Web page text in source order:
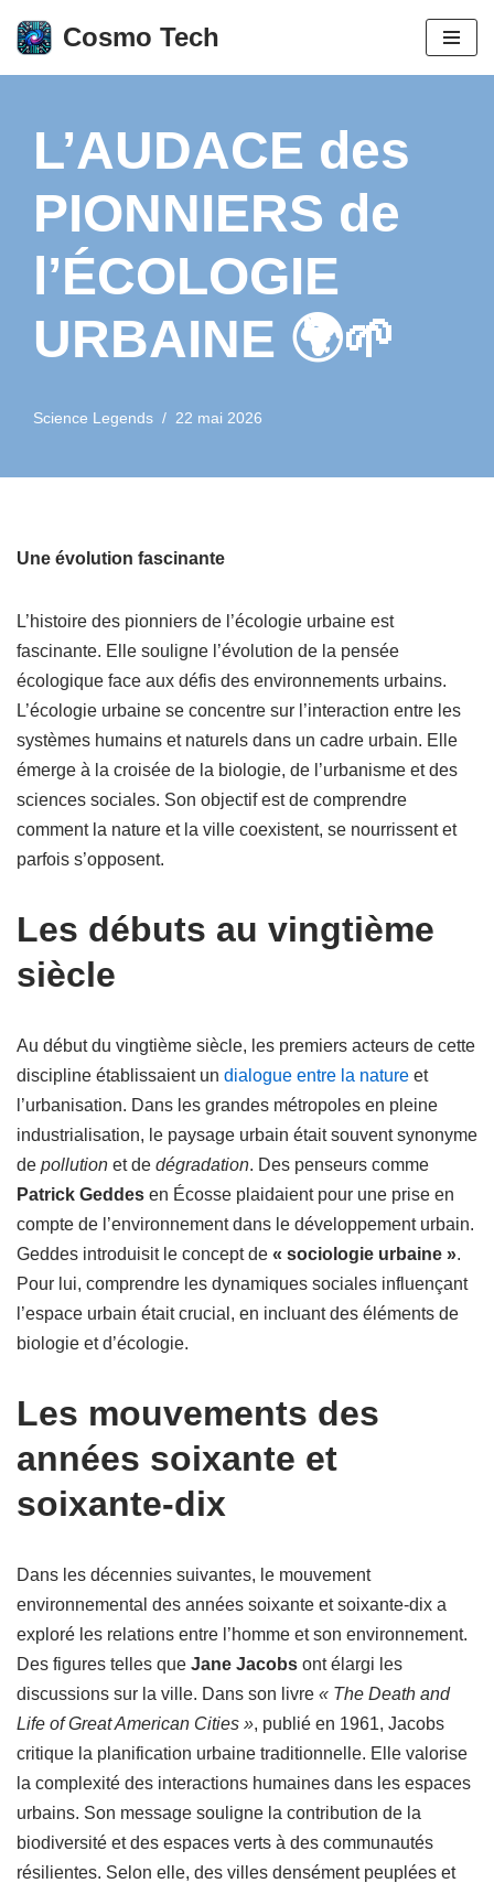
Aller
Cosmo Tech
L’AUDACE des
PIONNIERS de
l’ÉCOLOGIE
URBAINE 🌍🌱
Science Legends 22 mai 2026
Une évolution fascinante
L’histoire des pionniers de l’écologie urbaine est
fascinante. Elle souligne l’évolution de la pensée
écologique face aux défis des environnements urbains.
L’écologie urbaine se concentre sur l’interaction entre les
systèmes humains et naturels dans un cadre urbain. Elle
émerge à la croisée de la biologie, de l’urbanisme et des
sciences sociales. Son objectif est de comprendre
comment la nature et la ville coexistent, se nourrissent et
parfois s’opposent.
Les débuts au vingtième
siècle
Au début du vingtième siècle, les premiers acteurs de cette
discipline établissaient un dialogue entre la nature et
l’urbanisation. Dans les grandes métropoles en pleine
industrialisation, le paysage urbain était souvent synonyme
de pollution et de dégradation. Des penseurs comme
Patrick Geddes en Écosse plaidaient pour une prise en
compte de l’environnement dans le développement urbain.
Geddes introduisit le concept de « sociologie urbaine ».
Pour lui, comprendre les dynamiques sociales influençant
l’espace urbain était crucial, en incluant des éléments de
biologie et d’écologie.
Les mouvements des
années soixante et
soixante-dix
Dans les décennies suivantes, le mouvement
environnemental des années soixante et soixante-dix a
exploré les relations entre l’homme et son environnement.
Des figures telles que Jane Jacobs ont élargi les
discussions sur la ville. Dans son livre « The Death and
Life of Great American Cities », publié en 1961, Jacobs
critique la planification urbaine traditionnelle. Elle valorise
la complexité des interactions humaines dans les espaces
urbains. Son message souligne la contribution de la
biodiversité et des espaces verts à des communautés
résilientes. Selon elle, des villes densément peuplées et